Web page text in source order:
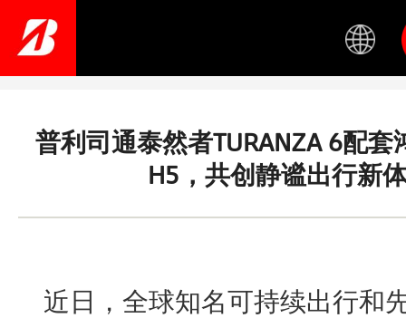
content
普利司通泰然者TURANZA 6配套
H5，共创静谧出行新
近日，全球知名可持续出行和